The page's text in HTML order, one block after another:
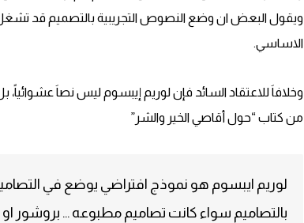
ويقول البعض ان وضع النصوص التجريبية بالتصميم قد
الاساسي.
وخلافاَ للاعتقاد السائد فإن لوريم إيبسوم ليس نصاَ عشوائياً،
من كتاب “حول أقاصي الخير والشر”
لوريم ايبسوم هو نموذج افتراضي يوضع في
بالتصاميم سواء كانت تصاميم مطبوعه … بروشور او